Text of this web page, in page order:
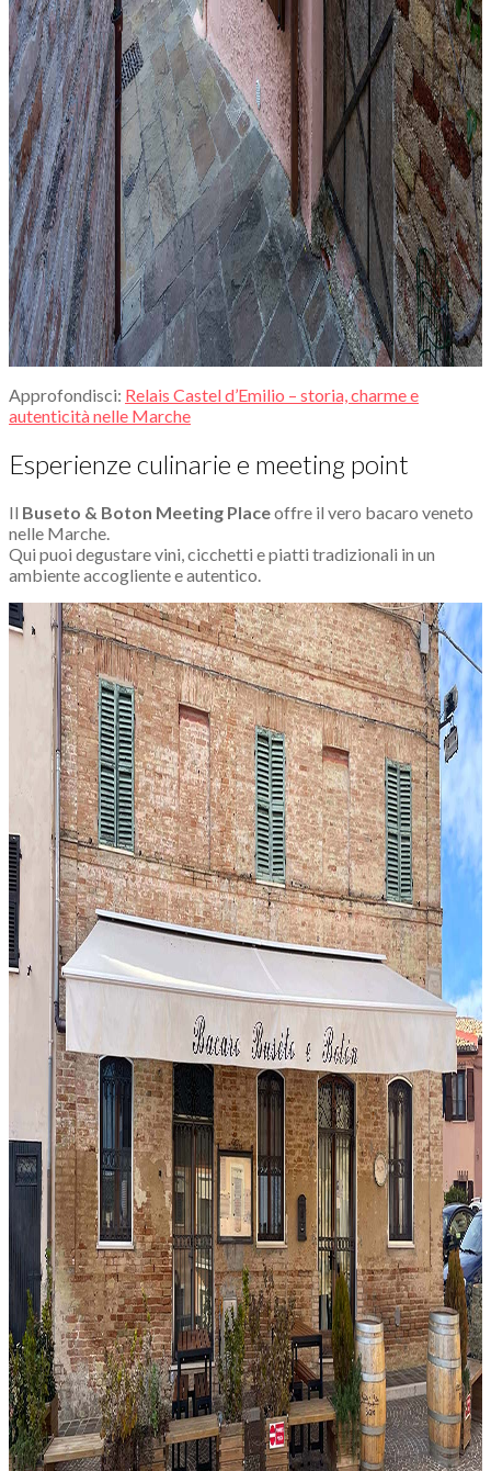
Approfondisci: Relais Castel d’Emilio – storia, charme e
autenticità nelle Marche
Esperienze culinarie e meeting point
Il Buseto & Boton Meeting Placeoffre il vero bacaro veneto
nelle Marche.
Qui puoi degustare vini, cicchetti e piatti tradizionali in un
ambiente accogliente e autentico.